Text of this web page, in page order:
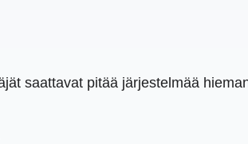
saattavat pitää järjestelmää